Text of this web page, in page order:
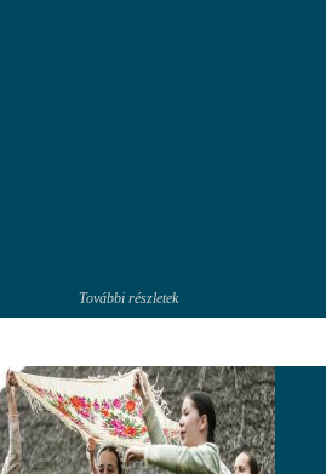
További részletek